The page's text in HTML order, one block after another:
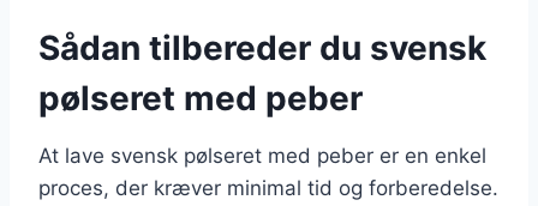
Sådan tilbereder du svensk
pølseret med peber
At lave svensk pølseret med peber er en enkel
proces, der kræver minimal tid og forberedelse.